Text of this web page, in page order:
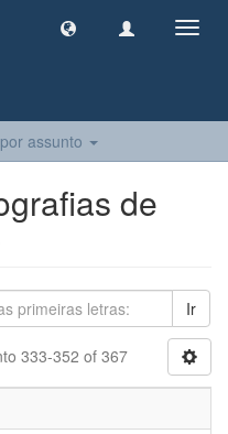
assunto
de
Ir
333-352 of 367